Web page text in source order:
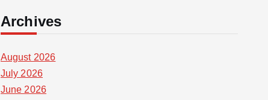
Archives
August 2026
July 2026
June 2026